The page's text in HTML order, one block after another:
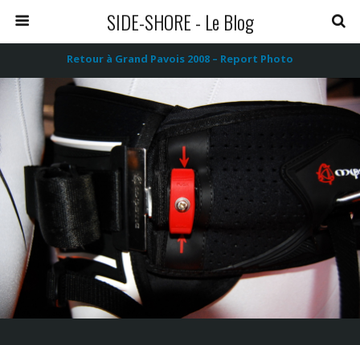
SIDE-SHORE - Le Blog
Retour à Grand Pavois 2008 – Report Photo